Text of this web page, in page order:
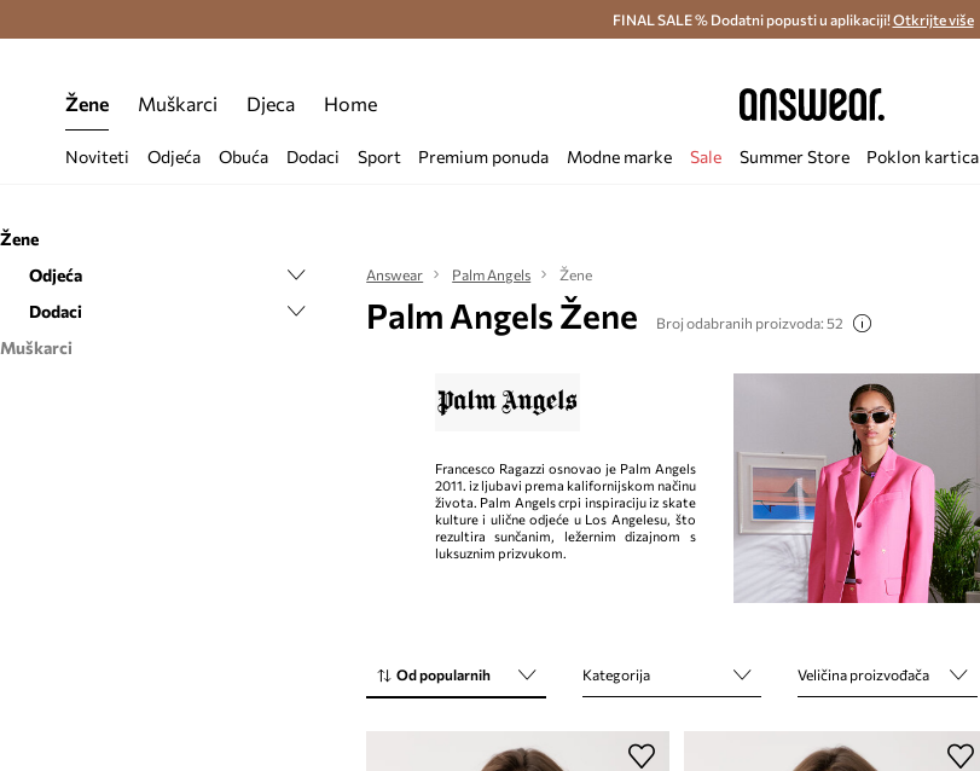
Besplatna dostava i povrat (od 70€) > Dostava u roku 48 sati >
FINAL SALE % Dodatni popusti u aplikaciji!Otkrijte više
Žene Muškarci Djeca Home
Noviteti Odjeća Obuća Dodaci Sport Premium ponuda Modne marke Sale Summer Store Poklon kartica
Žene
Odjeća
Donje rublje
Dodaci
Naočale
Muškarci
Answear Palm Angels Žene
Palm Angels Žene Broj odabranih proizvoda: 52
Francesco Ragazzi osnovao je Palm Angels
2011. iz ljubavi prema kalifornijskom načinu
života. Palm Angels crpi inspiraciju iz skate
kulture i ulične odjeće u Los Angelesu, što
rezultira sunčanim, ležernim dizajnom s
luksuznim prizvukom.
Od popularnih Kategorija Veličina proizvođača